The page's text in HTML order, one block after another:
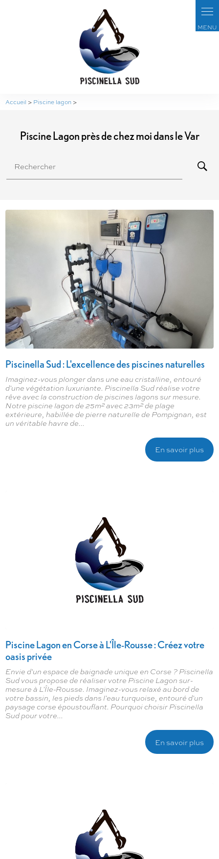
Accueil > Piscine lagon >
Piscine Lagon près de chez moi dans le Var
Rechercher
Piscinella Sud : L'excellence des piscines naturelles
Imaginez-vous plonger dans une eau cristalline, entouré
d'une végétation luxuriante. Piscinella Sud réalise votre
rêve avec la construction de piscines lagons sur mesure.
Notre piscine lagon de 25m² avec 23m² de plage
extérieure, habillée de pierre naturelle de Pompignan, est
un véritable havre de...
En savoir plus
Piscine Lagon en Corse à L'Île-Rousse : Créez votre
oasis privée
Envie d'un espace de baignade unique en Corse ? Piscinella
Sud vous propose de réaliser votre Piscine Lagon sur-
mesure à L'Île-Rousse. Imaginez-vous relaxé au bord de
votre bassin, les pieds dans l'eau turquoise, entouré d'un
paysage corse époustouflant. Pourquoi choisir Piscinella
Sud pour votre...
En savoir plus